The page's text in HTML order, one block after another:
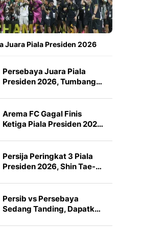
Juara Piala Presiden 2026
Persebaya Juara Piala
Presiden 2026, Tumbang…
Arema FC Gagal Finis
Ketiga Piala Presiden 202…
Persija Peringkat 3 Piala
Presiden 2026, Shin Tae-…
Persib vs Persebaya
Sedang Tanding, Dapatk…